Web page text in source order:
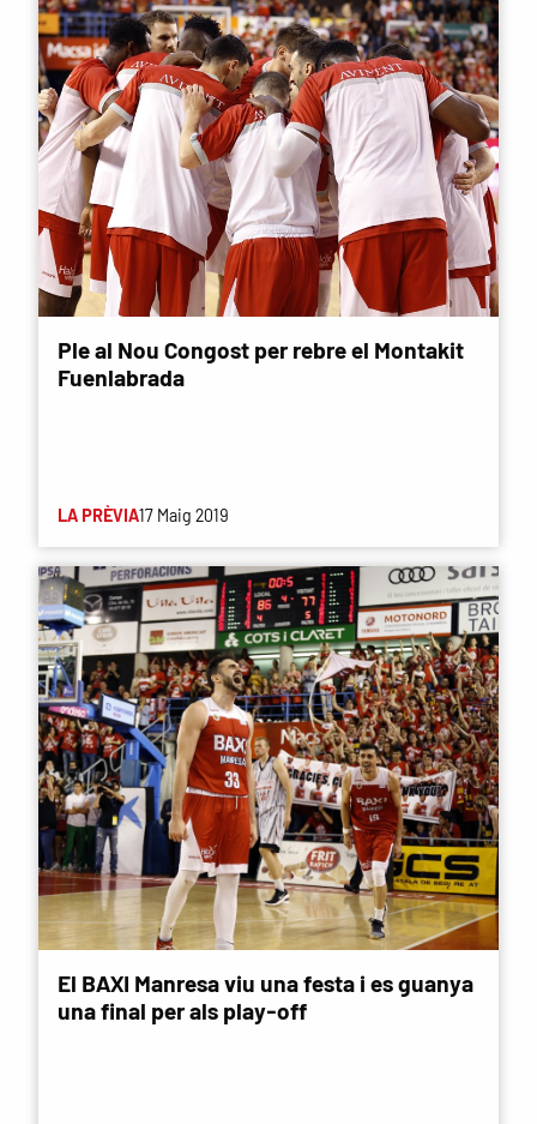
Ple al Nou Congost per rebre el Montakit
Fuenlabrada
LA PRÈVIA17 Maig 2019
El BAXI Manresa viu una festa i es guanya
una final per als play-off